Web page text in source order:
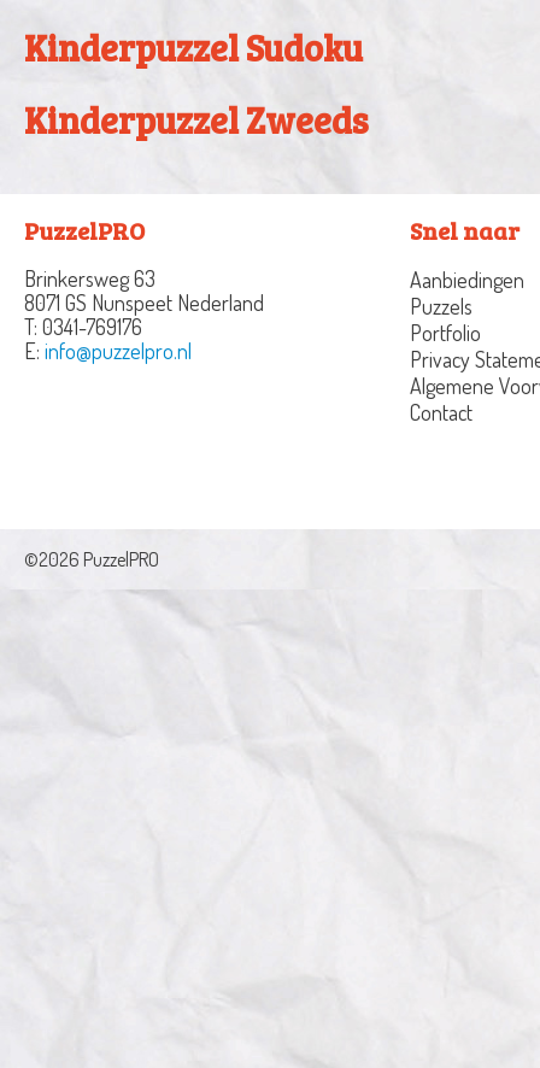
Kinderpuzzel Sudoku
Kinderpuzzel Zweeds
PuzzelPRO
Brinkersweg 63
8071 GS Nunspeet Nederland
T: 0341-769176
E: info@puzzelpro.nl
Snel naar
Aanbiedingen
Puzzels
Portfolio
Privacy
Algemene
Contact
©2026 PuzzelPRO